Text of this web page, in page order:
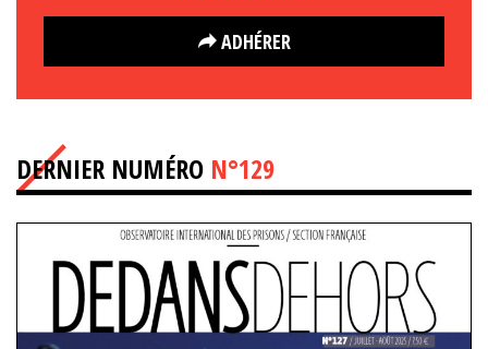
ADHÉRER
DERNIER NUMÉRO N°129